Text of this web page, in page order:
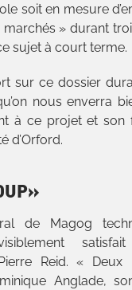
soit en mesure
» durant
sujet à court terme.
sur ce dossier
nous enverra
à ce projet et son
d’Orford.
de Magog
Reid. « Deux
Anglade,